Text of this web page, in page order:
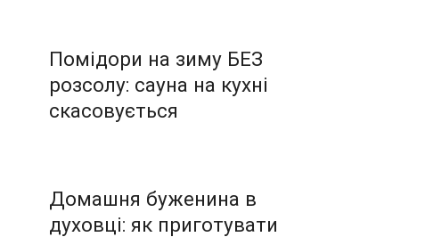
Помідори на зиму БЕЗ
розсолу: сауна на кухні
скасовується
Домашня буженина в
духовці: як приготувати